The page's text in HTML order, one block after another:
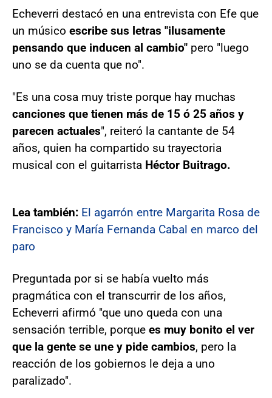
Echeverri destacó en una entrevista con Efe que
un músico escribe sus letras "ilusamente
pensando que inducen al cambio" pero "luego
uno se da cuenta que no".
"Es una cosa muy triste porque hay muchas
canciones que tienen más de 15 ó 25 años y
parecen actuales", reiteró la cantante de 54
años, quien ha compartido su trayectoria
musical con el guitarrista Héctor Buitrago.
Lea también: El agarrón entre Margarita Rosa de
Francisco y María Fernanda Cabal en marco del
paro
Preguntada por si se había vuelto más
pragmática con el transcurrir de los años,
Echeverri afirmó "que uno queda con una
sensación terrible, porque es muy bonito el ver
que la gente se une y pide cambios, pero la
reacción de los gobiernos le deja a uno
paralizado".